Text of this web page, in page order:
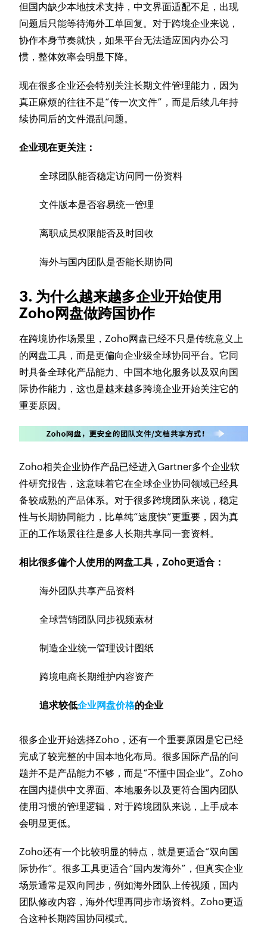
但国内缺少本地技术支持，中文界面适配不足，出现
问题后只能等待海外工单回复。对于跨境企业来说，
协作本身节奏就快，如果平台无法适应国内办公习
惯，整体效率会明显下降。
现在很多企业还会特别关注长期文件管理能力，因为
真正麻烦的往往不是“传一次文件”，而是后续几年持
续协同后的文件混乱问题。
企业现在更关注：
全球团队能否稳定访问同一份资料
文件版本是否容易统一管理
离职成员权限能否及时回收
海外与国内团队是否能长期协同
3. 为什么越来越多企业开始使用
Zoho网盘做跨国协作
在跨境协作场景里，Zoho网盘已经不只是传统意义上
的网盘工具，而是更偏向企业级全球协同平台。它同
时具备全球化产品能力、中国本地化服务以及双向国
际协作能力，这也是越来越多跨境企业开始关注它的
重要原因。
Zoho相关企业协作产品已经进入Gartner多个企业软
件研究报告，这意味着它在全球企业协同领域已经具
备较成熟的产品体系。对于很多跨境团队来说，稳定
性与长期协同能力，比单纯“速度快”更重要，因为真
正的工作场景往往是多人长期共享同一套资料。
相比很多偏个人使用的网盘工具，Zoho更适合：
海外团队共享产品资料
全球营销团队同步视频素材
制造企业统一管理设计图纸
跨境电商长期维护内容资产
追求较低企业网盘价格的企业
很多企业开始选择Zoho，还有一个重要原因是它已经
完成了较完整的中国本地化布局。很多国际产品的问
题并不是产品能力不够，而是“不懂中国企业”。Zoho
在国内提供中文界面、本地服务以及更符合国内团队
使用习惯的管理逻辑，对于跨境团队来说，上手成本
会明显更低。
Zoho还有一个比较明显的特点，就是更适合“双向国
际协作”。很多工具更适合“国内发海外”，但真实企业
场景通常是双向同步，例如海外团队上传视频，国内
团队修改内容，海外代理再同步市场资料。Zoho更适
合这种长期跨国协同模式。